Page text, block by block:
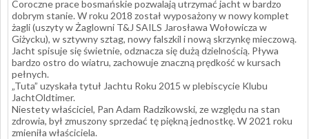
Coroczne prace bosmańskie pozwalają utrzymać jacht w bardzo
dobrym stanie. W roku 2018 został wyposażony w nowy komplet
żagli (uszyty w Żaglowni T&J SAILS Jarosława Wołowicza w
Giżycku), w sztywny sztag, nowy falszkil i nową skrzynkę mieczową.
Jacht spisuje się świetnie, odznacza się dużą dzielnością. Pływa
bardzo ostro do wiatru, zachowuje znaczną prędkość w kursach
pełnych.
„Tuta” uzyskała tytuł Jachtu Roku 2015 w plebiscycie Klubu
JachtOldtimer.
Niestety właściciel, Pan Adam Radzikowski, ze względu na stan
zdrowia, był zmuszony sprzedać tę piękną jednostkę. W 2021 roku
zmieniła właściciela.